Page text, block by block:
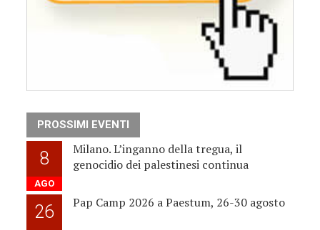
PROSSIMI EVENTI
8
AGO
Milano. L’inganno della tregua, il
genocidio dei palestinesi continua
26 Pap Camp 2026 a Paestum, 26-30 agosto